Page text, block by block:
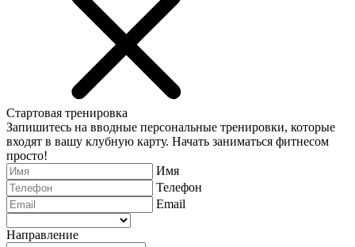
Стартовая тренировка
Запишитесь на вводные персональные тренировки, которые
входят в вашу клубную карту. Начать заниматься фитнесом
просто!
Имя
Телефон
Email
Направление